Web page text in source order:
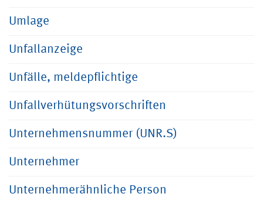
Umlage
Unfallanzeige
Unfälle, meldepflichtige
Unfallverhütungsvorschriften
Unternehmensnummer (UNR.S)
Unternehmer
Unternehmerähnliche Person